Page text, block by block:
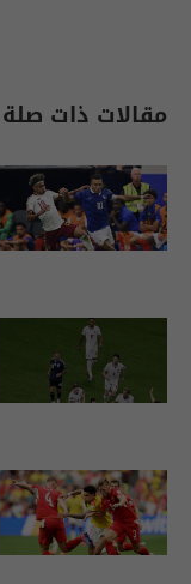
مقالات ذات صلة